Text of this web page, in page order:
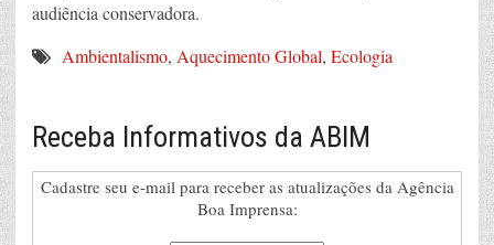
audiência conservadora.
Ambientalismo, Aquecimento Global, Ecologia
Receba Informativos da ABIM
Cadastre seu e-mail para receber as atualizações da Agência
Boa Imprensa: